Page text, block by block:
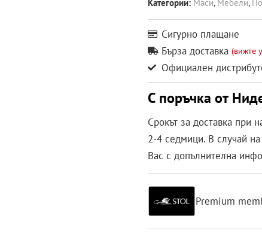
Категории: Маси, Мебели,
Сигурно плащане
Бърза доставка (вижте
Официален
С поръчка от
Срокът за доставка при
2-4 седмици. В случай
Вас с допълнителна
Premium